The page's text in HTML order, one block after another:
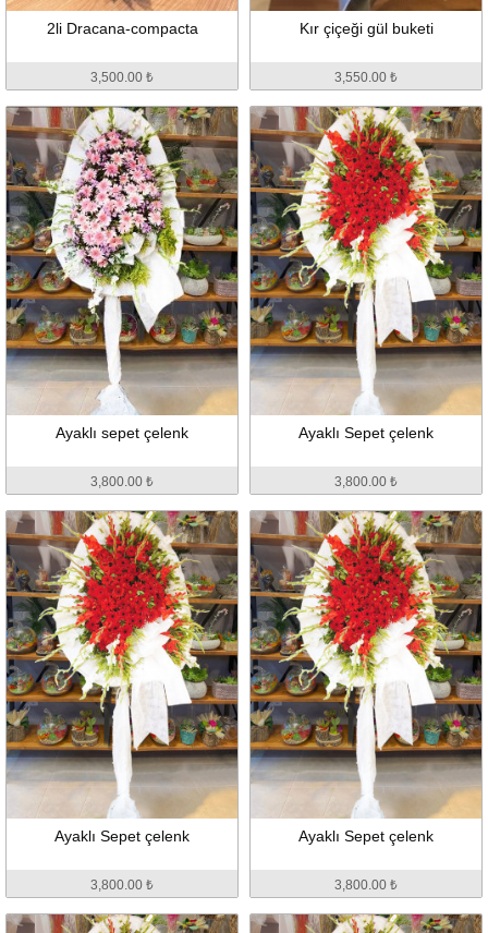
2li Dracana-compacta
3,500.00 ₺
Kır çiçeği gül buketi
3,550.00 ₺
Ayaklı sepet çelenk
3,800.00 ₺
Ayaklı Sepet çelenk
3,800.00 ₺
Ayaklı Sepet çelenk
3,800.00 ₺
Ayaklı Sepet çelenk
3,800.00 ₺